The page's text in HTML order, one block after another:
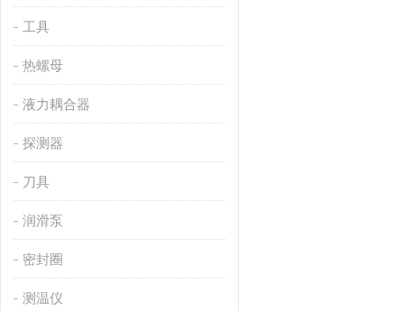
工具
热螺母
液力耦合器
探测器
刀具
润滑泵
密封圈
测温仪